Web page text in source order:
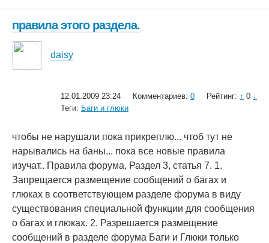
правила этого раздела.
daisy
12.01.2009 23:24 Комментариев: 0 Рейтинг: ↑ 0 ↓
Теги: Баги и глюки
чтобы не нарушали пока прикреплю... чтоб тут не
нарывались на баны... пока все новые правила
изучат.. Правила форума, Раздел 3, статья 7. 1.
Запрещается размещение сообщений о багах и
глюках в соответствующем разделе форума в виду
существования специальной функции для сообщения
о багах и глюках. 2. Разрешается размещение
сообщений в разделе форума Баги и Глюки только